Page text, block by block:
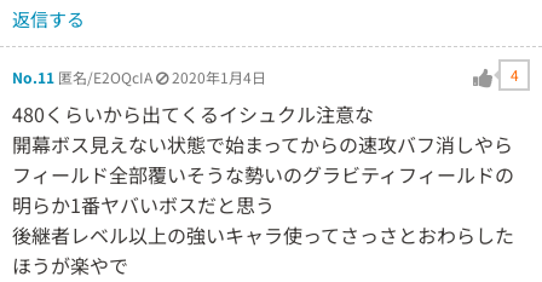
返信する
No.11 匿名/E2OQcIA 2020年1月4日 4
480くらいから出てくるイシュクル注意な
開幕ボス見えない状態で始まってからの速攻バフ消しやら
フィールド全部覆いそうな勢いのグラビティフィールドの
明らか1番ヤバいボスだと思う
後継者レベル以上の強いキャラ使ってさっさとおわらした
ほうが楽やで